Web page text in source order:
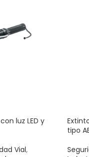
luz LED y
Vial,
tipo